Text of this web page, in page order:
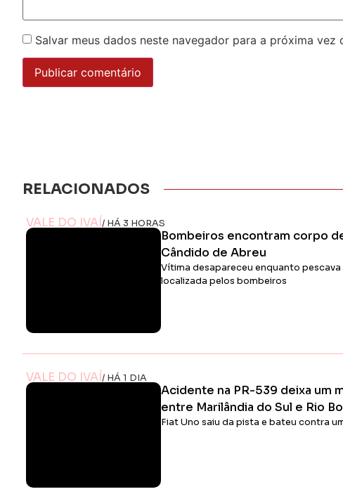
Salvar meus dados neste navegador para a próxima vez
RELACIONADOS
VALE DO IVAÍ/ HÁ 3 HORAS
Bombeiros encontram corpo
Cândido de Abreu
Vítima desapareceu enquanto pescava
localizada pelos bombeiros
VALE DO IVAÍ/ HÁ 1 DIA
Acidente na PR-539 deixa um
entre Marilândia do Sul e Rio
Fiat Uno saiu da pista e bateu contra